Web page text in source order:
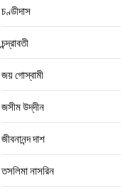
চণ্ডীদাস
চন্দ্রাবতী
জয় গোস্বামী
জসীম উদ্‌দীন
জীবনানন্দ দাশ
তসলিমা নাসরিন